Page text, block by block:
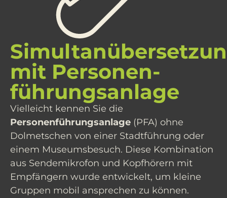
mit Personen­
führungsanlage
Vielleicht kennen Sie die
Personenführungsanlage (PFA) ohne
Dolmetschen von einer Stadtführung oder
einem Museumsbesuch. Diese Kombination
aus Sendemikrofon und Kopfhörern mit
Empfängern wurde entwickelt, um kleine
Gruppen mobil ansprechen zu können.